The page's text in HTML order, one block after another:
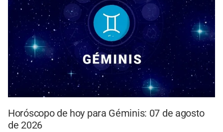
Horóscopo de hoy para Géminis: 07 de agosto
de 2026